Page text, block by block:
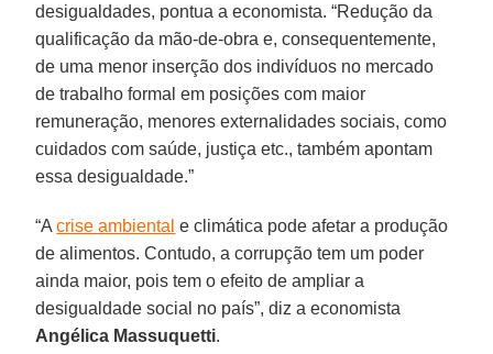
desigualdades, pontua a economista. “Redução da
qualificação da mão-de-obra e, consequentemente,
de uma menor inserção dos indivíduos no mercado
de trabalho formal em posições com maior
remuneração, menores externalidades sociais, como
cuidados com saúde, justiça etc., também apontam
essa desigualdade.”
“Acrise ambiental e climática pode afetar a produção
de alimentos. Contudo, a corrupção tem um poder
ainda maior, pois tem o efeito de ampliar a
desigualdade social no país”, diz a economista
Angélica Massuquetti.